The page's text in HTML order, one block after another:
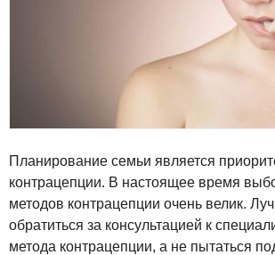
Планирование семьи является
контрацепции. В настоящее время
методов контрацепции очень велик.
обратиться за консультацией к
метода контрацепции, а не пытаться